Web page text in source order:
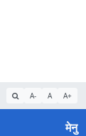
A- A A+
मेनु